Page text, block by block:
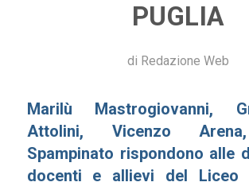
PUGLIA
di Redazione Web
Marilù Mastrogiovanni,
Attolini, Vicenzo
Spampinato rispondono alle
docenti e allievi del Liceo